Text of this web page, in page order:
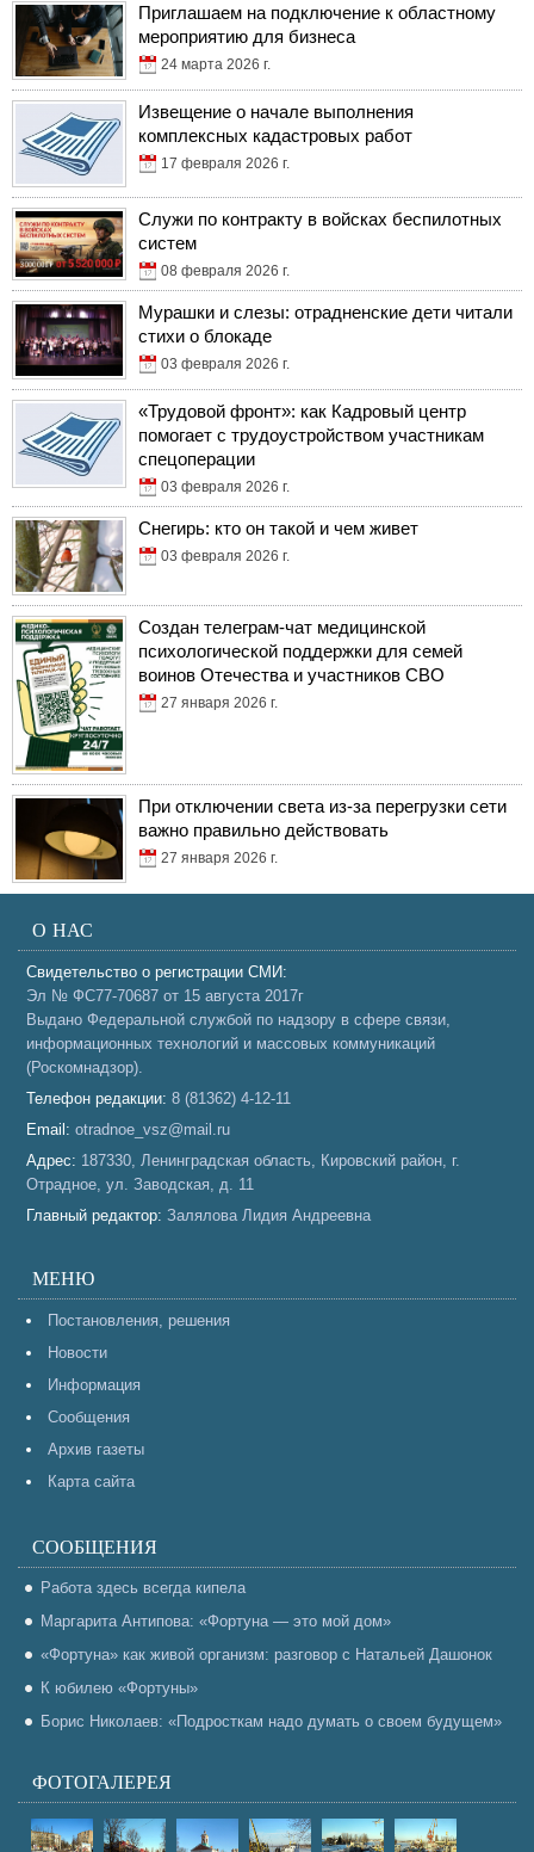
Приглашаем на подключение к областному
мероприятию для бизнеса
24 марта 2026 г.
Извещение о начале выполнения
комплексных кадастровых работ
17 февраля 2026 г.
Служи по контракту в войсках беспилотных
систем
08 февраля 2026 г.
Мурашки и слезы: отрадненские дети читали
стихи о блокаде
03 февраля 2026 г.
«Трудовой фронт»: как Кадровый центр
помогает с трудоустройством участникам
спецоперации
03 февраля 2026 г.
Снегирь: кто он такой и чем живет
03 февраля 2026 г.
Создан телеграм-чат медицинской
психологической поддержки для семей
воинов Отечества и участников СВО
27 января 2026 г.
При отключении света из-за перегрузки сети
важно правильно действовать
27 января 2026 г.
О НАС
Свидетельство о регистрации СМИ:
Эл № ФС77-70687 от 15 августа 2017г
Выдано Федеральной службой по надзору в сфере связи,
информационных технологий и массовых коммуникаций
(Роскомнадзор).
Телефон редакции: 8 (81362) 4-12-11
Email: otradnoe_vsz@mail.ru
Адрес: 187330, Ленинградская область, Кировский район, г.
Отрадное, ул. Заводская, д. 11
Главный редактор: Залялова Лидия Андреевна
МЕНЮ
Постановления, решения
Новости
Информация
Сообщения
Архив газеты
Карта сайта
СООБЩЕНИЯ
Работа здесь всегда кипела
Маргарита Антипова: «Фортуна — это мой дом»
«Фортуна» как живой организм: разговор с Натальей Дашонок
К юбилею «Фортуны»
Борис Николаев: «Подросткам надо думать о своем будущем»
ФОТОГАЛЕРЕЯ